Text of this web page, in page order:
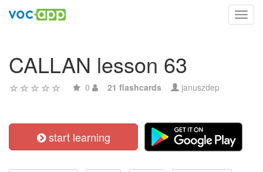
CALLAN lesson 63
0 21 flashcards januszdep
start learning